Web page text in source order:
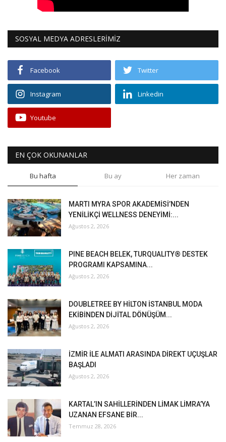
SOSYAL MEDYA ADRESLERİMİZ
Facebook Twitter
Instagram Linkedin
Youtube
EN ÇOK OKUNANLAR
Bu hafta Bu ay Her zaman
MARTI MYRA SPOR AKADEMİSİ’NDEN
YENİLİKÇİ WELLNESS DENEYİMİ:...
Ağustos 2, 2026
PINE BEACH BELEK, TURQUALITY® DESTEK
PROGRAMI KAPSAMINA...
Ağustos 2, 2026
DOUBLETREE BY HİLTON İSTANBUL MODA
EKİBİNDEN DİJİTAL DÖNÜŞÜM...
Ağustos 2, 2026
İZMİR İLE ALMATI ARASINDA DİREKT UÇUŞLAR
BAŞLADI
Ağustos 2, 2026
KARTAL’IN SAHİLLERİNDEN LİMAK LİMRA’YA
UZANAN EFSANE BİR...
Temmuz 28, 2026